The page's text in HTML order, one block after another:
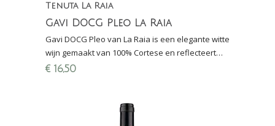
Tenuta La Raia
Gavi DOCG Pleo La Raia
Gavi DOCG Pleo van La Raia is een elegante witte
wijn gemaakt van 100% Cortese en reflecteert
zowel druif als terroir. Heerlijke wijn voor elke
€ 16,50